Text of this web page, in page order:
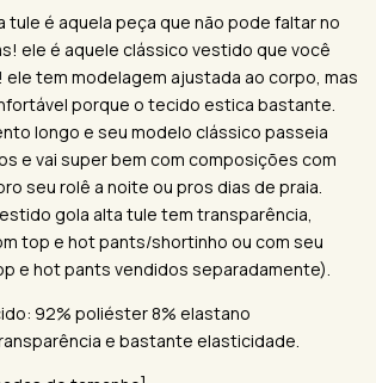
tule é aquela peça que não pode faltar no
ele é aquele clássico vestido que você
tem modelagem ajustada ao corpo, mas
porque o tecido estica bastante.
longo e seu modelo clássico passeia
e vai super bem com composições com
seu rolê a noite ou pros dias de praia.
gola alta tule tem transparência,
top e hot pants/shortinho ou com seu
e hot pants vendidos separadamente).
92% poliéster 8% elastano
e bastante elasticidade.